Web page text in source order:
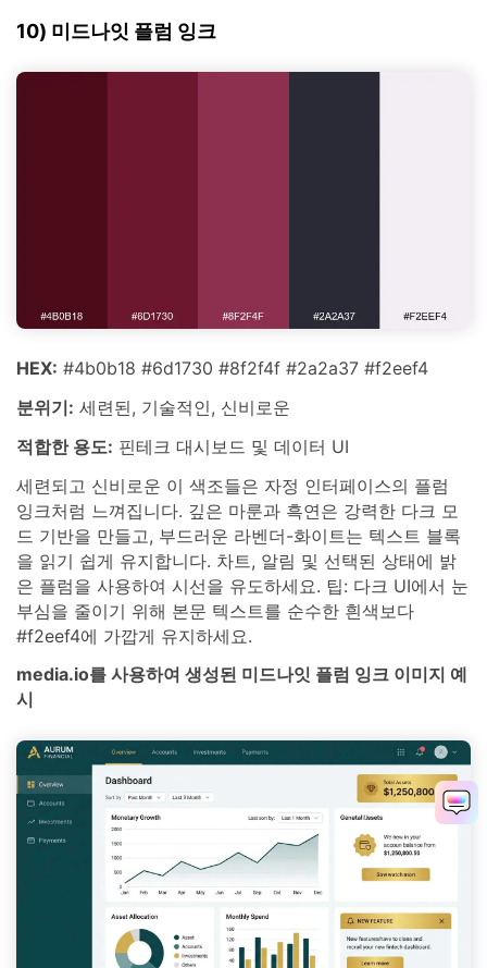
10) 미드나잇 플럼 잉크
HEX: #4b0b18 #6d1730 #8f2f4f #2a2a37 #f2eef4
분위기: 세련된, 기술적인, 신비로운
적합한 용도: 핀테크 대시보드 및 데이터 UI
세련되고 신비로운 이 색조들은 자정 인터페이스의 플럼
잉크처럼 느껴집니다. 깊은 마룬과 흑연은 강력한 다크 모
드 기반을 만들고, 부드러운 라벤더-화이트는 텍스트 블록
을 읽기 쉽게 유지합니다. 차트, 알림 및 선택된 상태에 밝
은 플럼을 사용하여 시선을 유도하세요. 팁: 다크 UI에서 눈
부심을 줄이기 위해 본문 텍스트를 순수한 흰색보다
#f2eef4에 가깝게 유지하세요.
media.io를 사용하여 생성된 미드나잇 플럼 잉크 이미지 예
시